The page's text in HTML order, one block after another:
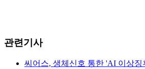
관련기사
씨어스, 생체신호 통한 'AI 이상징